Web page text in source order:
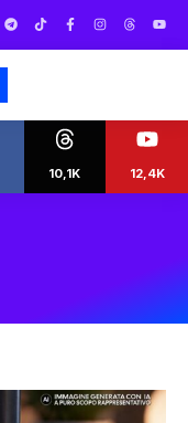
10,1K 12,4K